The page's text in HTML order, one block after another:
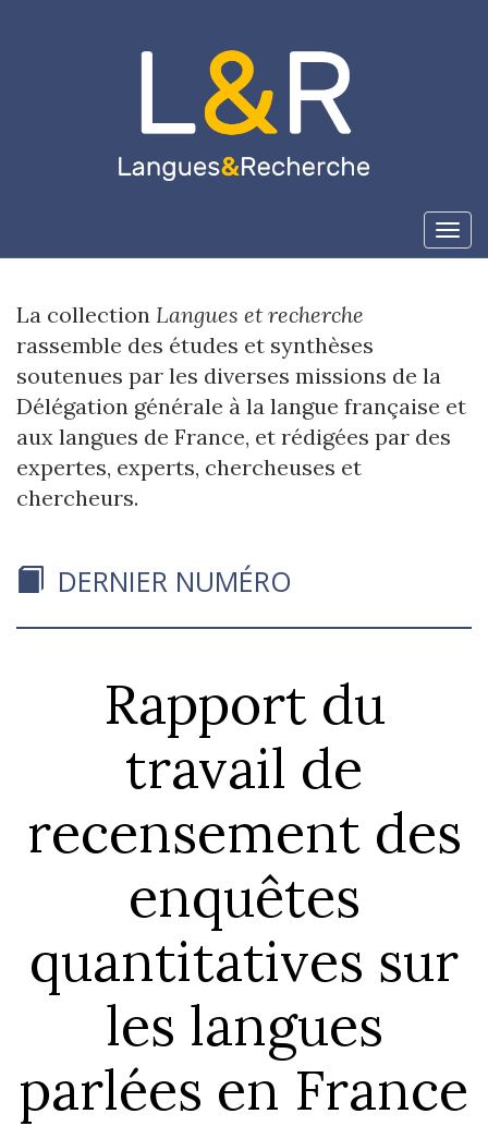
La collection Langues et recherche
rassemble des études et synthèses
soutenues par les diverses missions de la
Délégation générale à la langue française et
aux langues de France, et rédigées par des
expertes, experts, chercheuses et
chercheurs.
DERNIER NUMÉRO
Rapport du
travail de
recensement des
enquêtes
quantitatives sur
les langues
parlées en France